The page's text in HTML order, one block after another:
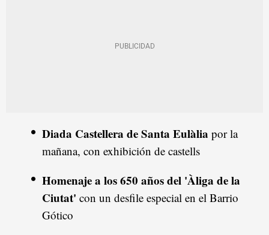
Diada Castellera de Santa Eulàlia por la
mañana, con exhibición de castells
Homenaje a los 650 años del 'Àliga de la
Ciutat' con un desfile especial en el Barrio
Gótico